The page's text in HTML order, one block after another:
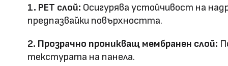
Дебелина: 5/8
технология
Матова PETG
1. PET слой: Осигурява устойчивост на
предпазвайки повърхността.
2. Прозрачно проникващ мембранен слой:
текстурата на панела.